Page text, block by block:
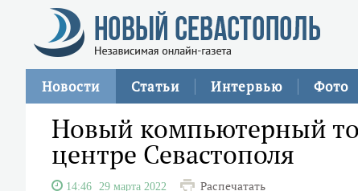
Новости Статьи Интервью Фото
Новый компьютерный
центре Севастополя
14:46 29 марта 2022 Распечатать